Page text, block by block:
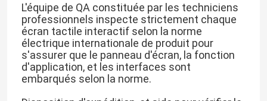
L'équipe de QA constituée par les techniciens
professionnels inspecte strictement chaque
écran tactile interactif selon la norme
électrique internationale de produit pour
s'assurer que le panneau d'écran, la fonction
d'application, et les interfaces sont
embarqués selon la norme.